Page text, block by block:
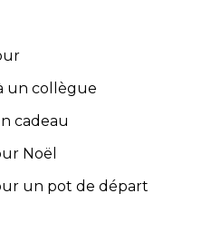
un collègue
cadeau
Noël
un pot de départ